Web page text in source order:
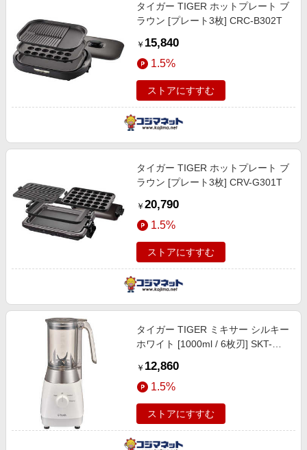
タイガー TIGER ホットプレート ブ
ラウン [プレート3枚] CRC-B302T
￥ 15,840
1.5%
ストアにすすむ
タイガー TIGER ホットプレート ブ
ラウン [プレート3枚] CRV-G301T
￥ 20,790
1.5%
ストアにすすむ
タイガー TIGER ミキサー シルキー
ホワイト [1000ml / 6枚刃] SKT-
￥ 12,860
1.5%
ストアにすすむ